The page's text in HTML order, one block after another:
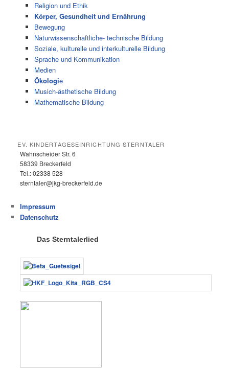
Religion und Ethik
Körper, Gesundheit und Ernährung
Bewegung
Naturwissenschaftliche- technische Bildung
Soziale, kulturelle und interkulturelle Bildung
Sprache und Kommunikation
Medien
Ökologie
Musich-ästhetische Bildung
Mathematische Bildung
EV. KINDERTAGESEINRICHTUNG STERNTALER
Wahnscheider Str. 6
58339 Breckerfeld
Tel.: 02338 528
sterntaler@jkg-breckerfeld.de
Impressum
Datenschutz
Das Sterntalerlied